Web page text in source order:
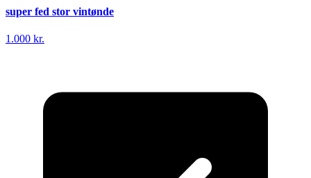
super fed stor vintønde
1.000 kr.